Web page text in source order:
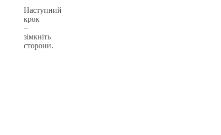
Наступний
крок
–
зімкніть
сторони.